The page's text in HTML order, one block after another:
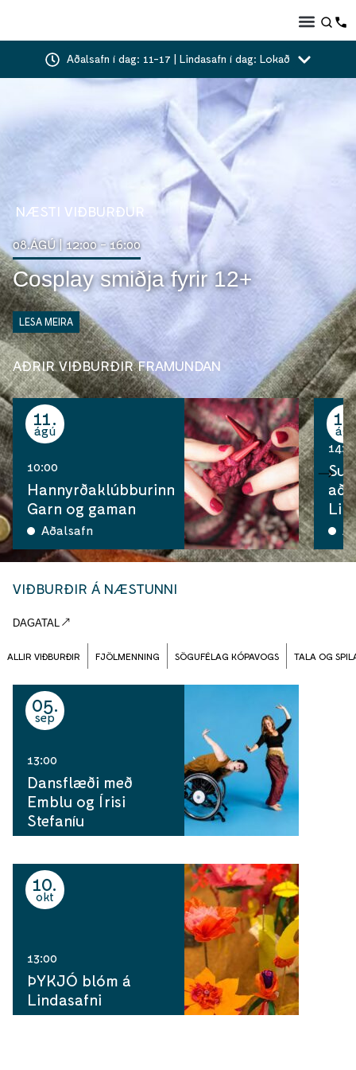
Aðalsafn í dag: 11-17 | Lindasafn í dag: Lokað
NÆSTI VIÐBURÐUR
08.ÁGÚ | 12:00 - 16:00
Cosplay smiðja fyrir 12+
LESA MEIRA
AÐRIR VIÐBURÐIR FRAMUNDAN
11
ágú
10:00
Hannyrðaklúbburinn
Garn og gaman
Aðalsafn
12
ágú
VIÐBURÐIR Á NÆSTUNNI
DAGATAL
ALLIR VIÐBURÐIR FJÖLMENNING SÖGUFÉLAG KÓPAVOGS TALA OG
05
sep
13:00
Dansflæði með
Emblu og Írisi
Stefaníu
10
okt
13:00
ÞYKJÓ blóm á
Lindasafni